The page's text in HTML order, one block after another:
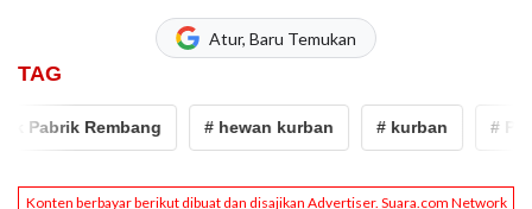
Atur, Baru Temukan
TAG
Rembang # hewan kurban # kurban # PT